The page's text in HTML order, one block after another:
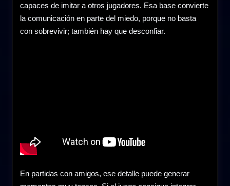
capaces de imitar a otros jugadores. Esa base convierte
la comunicación en parte del miedo, porque no basta
con sobrevivir; también hay que desconfiar.
En partidas con amigos, ese detalle puede generar